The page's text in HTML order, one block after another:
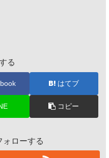
る
はてブ
コピー
ォローする